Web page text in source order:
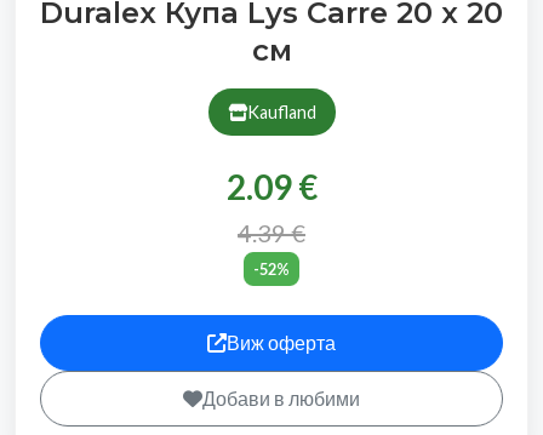
Duralex Купa Lys Carre 20 x 20
см
Kaufland
2.09 €
4.39 €
-52%
Виж оферта
Добави в любими